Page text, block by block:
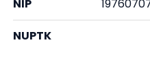
NIP
NUPTK